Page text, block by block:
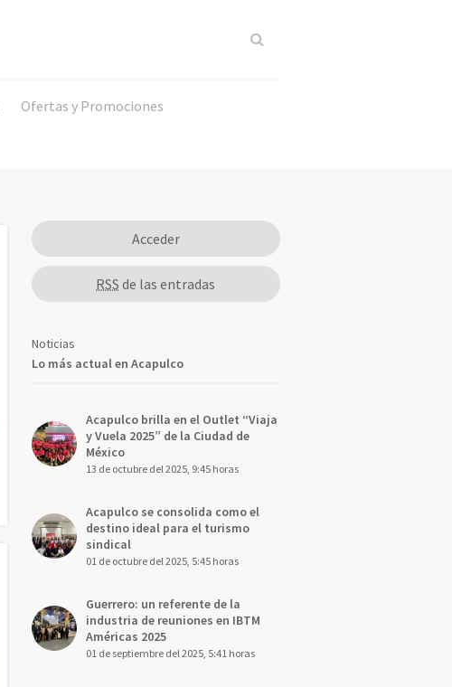
Ofertas y Promociones
Acceder
RSS de las entradas
Noticias
Lo más actual en Acapulco
Acapulco brilla en el Outlet “Viaja
y Vuela 2025” de la Ciudad de
México
13 de octubre del 2025, 9:45 horas
Acapulco se consolida como el
destino ideal para el turismo
sindical
01 de octubre del 2025, 5:45 horas
Guerrero: un referente de la
industria de reuniones en IBTM
Américas 2025
01 de septiembre del 2025, 5:41 horas